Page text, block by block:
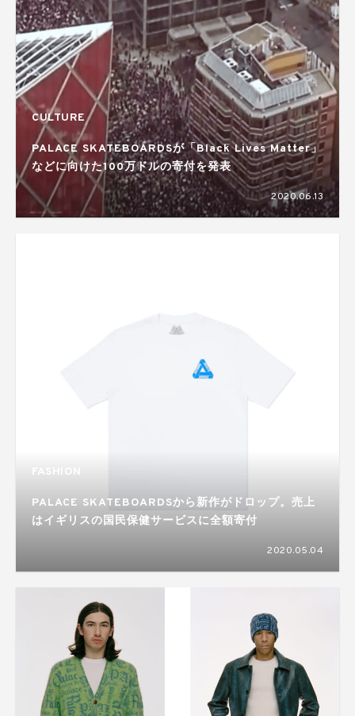
CULTURE
PALACE SKATEBOARDSが「Black Lives Matter」
などに向けた100万ドルの寄付を発表
2020.06.13
FASHION
PALACE SKATEBOARDSから新作がドロップ。売上
はイギリスの国民保健サービスに全額寄付
2020.05.04